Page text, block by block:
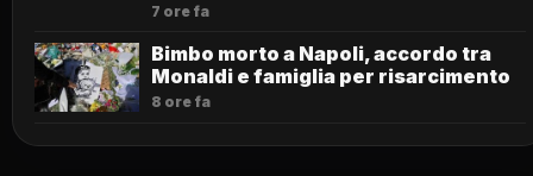
7 ore fa
Bimbo morto a Napoli, accordo tra
Monaldi e famiglia per risarcimento
8 ore fa